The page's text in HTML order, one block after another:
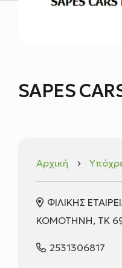
SAPES
Αρχική keyboard_arrow_right
ΦΙΛΙΚΗΣ
ΚΟΜΟΤΗΝΗ, ΤΚ
2531306817